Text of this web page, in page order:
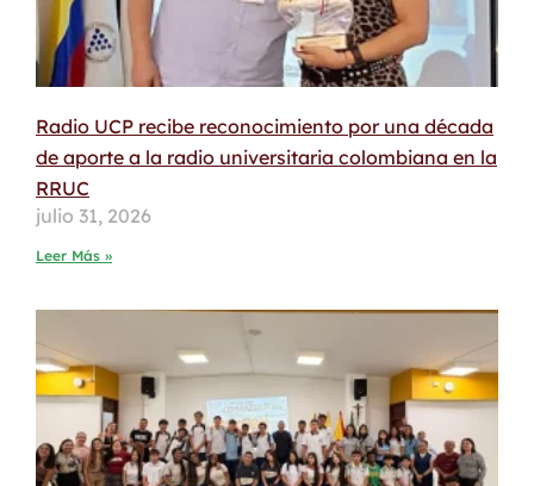
Radio UCP recibe reconocimiento por una década
de aporte a la radio universitaria colombiana en la
RRUC
julio 31, 2026
Leer Más »